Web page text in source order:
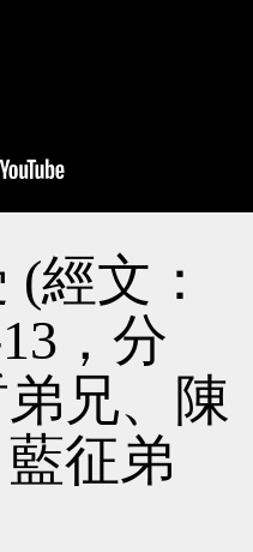
經文：
，分
兄、陳
征弟